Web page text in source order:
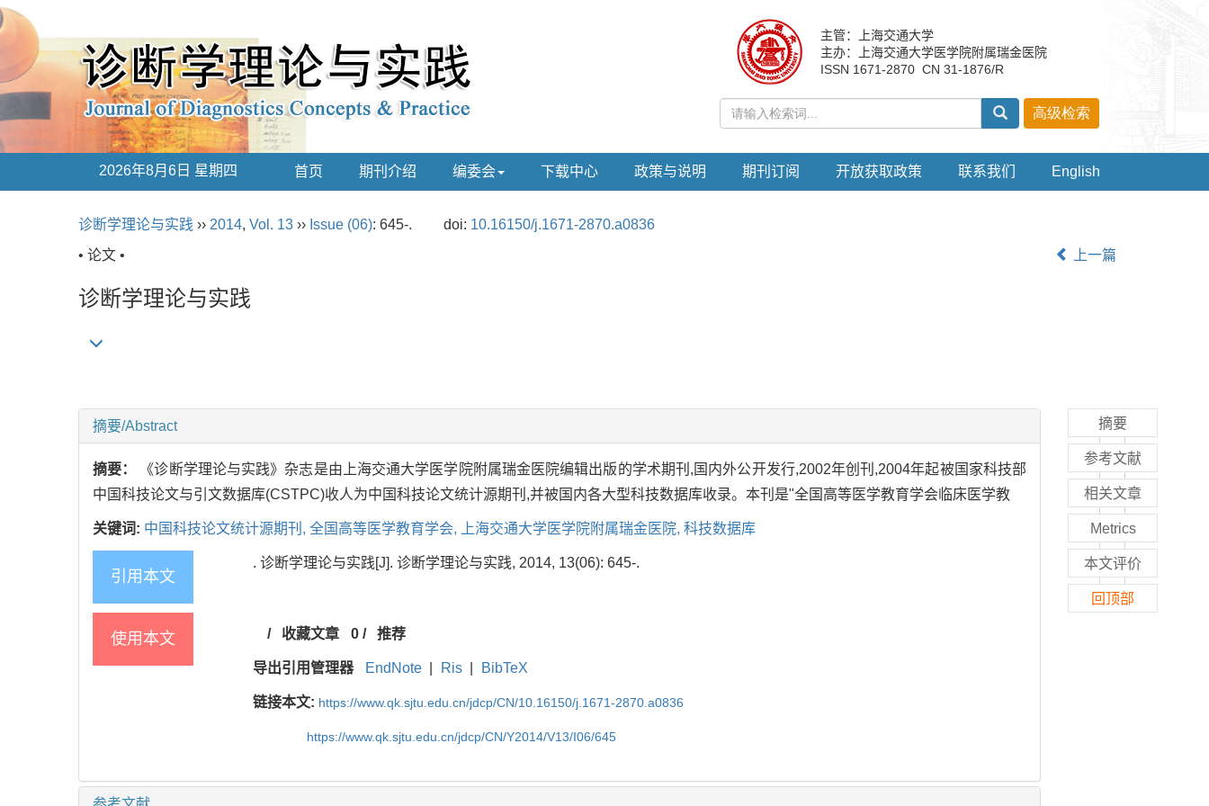
主管：上海交通大学
主办：上海交通大学医学院附属瑞金医院
ISSN 1671-2870 CN 31-1876/R
2026年8月6日 星期四 首页 期刊介绍 编委会 下载中心 政策与说明 期刊订阅 开放获取政策 联系我们 English
诊断学理论与实践 ›› 2014, Vol. 13 ›› Issue (06): 645-. doi: 10.16150/j.1671-2870.a0836
• 论文 •
上一篇
诊断学理论与实践
摘要/Abstract
摘要：
《诊断学理论与实践》杂志是由上海交通大学医学院附属瑞金医院编辑出版的学术期刊,国内外公开发行,2002年创刊,2004年起被国家科技部
中国科技论文与引文数据库(CSTPC)收人为中国科技论文统计源期刊,并被国内各大型科技数据库收录。本刊是"全国高等医学教育学会临床医学教
关键词: 中国科技论文统计源期刊, 全国高等医学教育学会, 上海交通大学医学院附属瑞金医院, 科技数据库
引用本文
. 诊断学理论与实践[J]. 诊断学理论与实践, 2014, 13(06): 645-.
使用本文 / 收藏文章 0/ 推荐
导出引用管理器 EndNote Ris BibTeX
链接本文: https://www.qk.sjtu.edu.cn/jdcp/CN/10.16150/j.1671-2870.a0836
https://www.qk.sjtu.edu.cn/jdcp/CN/Y2014/V13/I06/645
摘要
参考文献
相关文章
Metrics
本文评价
回顶部